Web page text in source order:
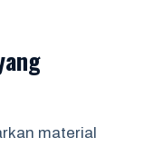
material